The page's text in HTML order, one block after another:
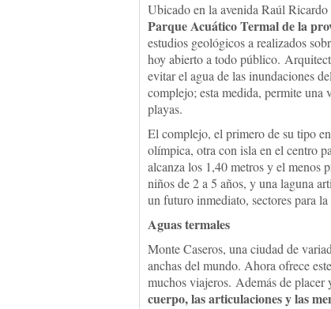
Ubicado en la avenida Raúl
Parque Acuático Termal de la
estudios geológicos a realizados
hoy abierto a todo público.
evitar el agua de las inundaciones
complejo; esta medida, permite una
playas.
El complejo, el primero de su tipo
olímpica, otra con isla en el centro
alcanza los 1,40 metros y el menos
niños de 2 a 5 años, y una laguna
un futuro inmediato, sectores para
Aguas termales
Monte Caseros, una ciudad de
anchas del mundo. Ahora ofrece
muchos viajeros. Además de placer
cuerpo, las articulaciones y las